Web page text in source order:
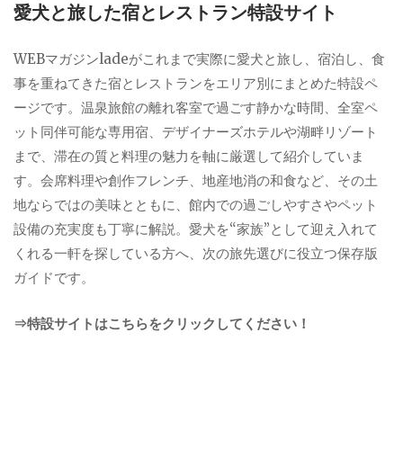
愛犬と旅した宿とレストラン特設サイト
WEBマガジンladeがこれまで実際に愛犬と旅し、宿泊し、食
事を重ねてきた宿とレストランをエリア別にまとめた特設ペ
ージです。温泉旅館の離れ客室で過ごす静かな時間、全室ペ
ット同伴可能な専用宿、デザイナーズホテルや湖畔リゾート
まで、滞在の質と料理の魅力を軸に厳選して紹介していま
す。会席料理や創作フレンチ、地産地消の和食など、その土
地ならではの美味とともに、館内での過ごしやすさやペット
設備の充実度も丁寧に解説。愛犬を“家族”として迎え入れて
くれる一軒を探している方へ、次の旅先選びに役立つ保存版
ガイドです。
⇒特設サイトはこちらをクリックしてください！